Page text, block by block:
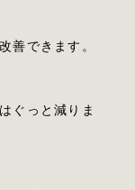
善できます。
ぐっと減りま